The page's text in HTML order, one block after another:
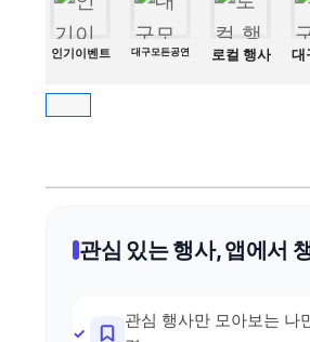
인기이벤트 대구모든공연 로컬 행사 대
관심 있는 행사, 앱에서
관심 행사만 모아보는 나